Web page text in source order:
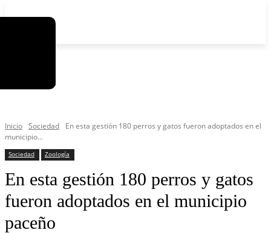
Inicio Sociedad
En esta gestión 180 perros y gatos fueron adoptados en el
municipio...
Sociedad Zoología
En esta gestión 180 perros y gatos
fueron adoptados en el municipio
paceño